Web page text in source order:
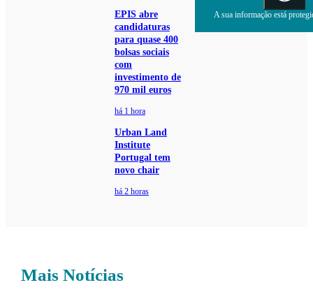
EPIS abre
candidaturas
para quase 400
bolsas sociais
com
investimento de
970 mil euros
há 1 hora
Urban Land
Institute
Portugal tem
novo chair
há 2 horas
A sua informação está
Mais Notícias